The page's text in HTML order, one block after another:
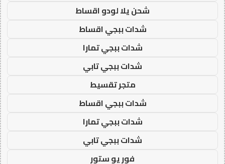
شحن يلا لودو اقساط
شدات ببجي اقساط
شدات ببجي تمارا
شدات ببجي تابي
متجر تقسيط
شدات ببجي اقساط
شدات ببجي تمارا
شدات ببجي تابي
فور يو ستور